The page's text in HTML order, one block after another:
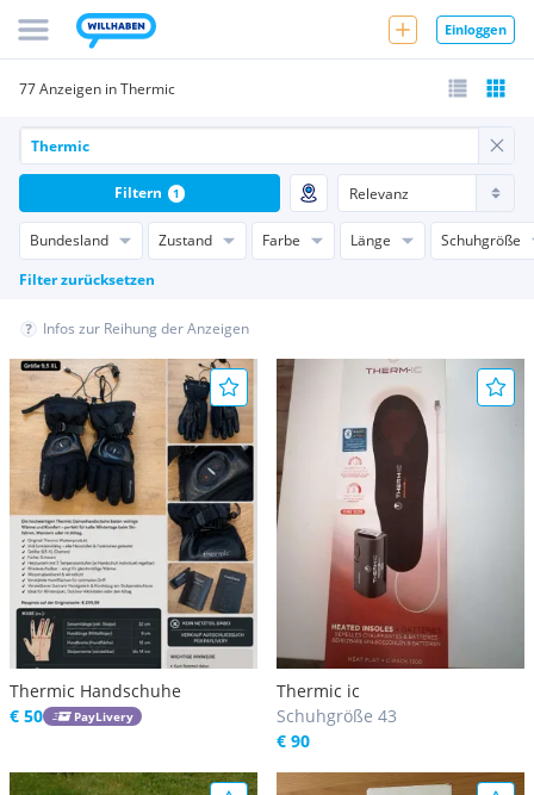
Einloggen
77 Anzeigen in Thermic
Bundesland Zustand Farbe Länge
Schuhgröße
Filter zurücksetzen
Filtern 1
Infos zur Reihung der Anzeigen
Thermic Handschuhe
€ 50
PayLivery
Thermic ic
Schuhgröße 43
€ 90